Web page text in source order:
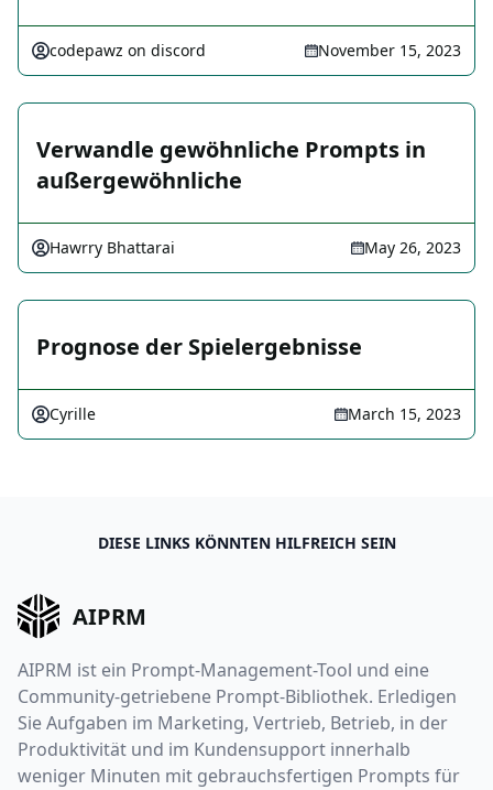
codepawz on discord November 15, 2023
Verwandle gewöhnliche Prompts in
außergewöhnliche
Hawrry Bhattarai May 26, 2023
Prognose der Spielergebnisse
Cyrille March 15, 2023
DIESE LINKS KÖNNTEN HILFREICH SEIN
AIPRM
AIPRM ist ein Prompt-Management-Tool und eine
Community-getriebene Prompt-Bibliothek. Erledigen
Sie Aufgaben im Marketing, Vertrieb, Betrieb, in der
Produktivität und im Kundensupport innerhalb
weniger Minuten mit gebrauchsfertigen Prompts für